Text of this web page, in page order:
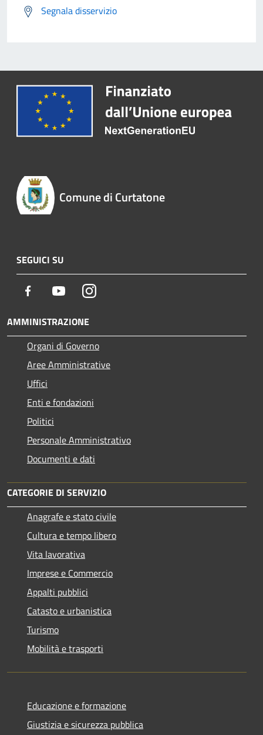
Segnala disservizio
Comune di Curtatone
SEGUICI SU
Facebook YoutubeInstagram
AMMINISTRAZIONE
Organi di Governo
Aree Amministrative
Uffici
Enti e fondazioni
Politici
Personale Amministrativo
Documenti e dati
CATEGORIE DI SERVIZIO
Anagrafe e stato civile
Cultura e tempo libero
Vita lavorativa
Imprese e Commercio
Appalti pubblici
Catasto e urbanistica
Turismo
Mobilità e trasporti
Educazione e formazione
Giustizia e sicurezza pubblica